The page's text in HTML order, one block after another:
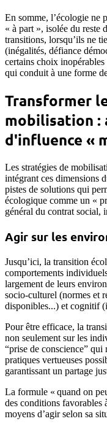
En somme, l’écologie ne
« à part », isolée du reste
transitions, lorsqu’ils ne
(inégalités, défiance
certains choix
qui conduit à une forme
Transformer
mobilisation :
d'influence «
Les stratégies de
intégrant ces dimensions
pistes de solutions qui
écologique comme un «
général du contrat social,
Agir sur les
Jusqu’ici, la transition
comportements
largement de leurs
socio-culturel (normes et
disponibles...) et cognitif
Pour être efficace, la
non seulement sur les
“prise de conscience” qui
pratiques vertueuses
garantissant un partage
La formule « quand on
des conditions favorables
moyens d’agir selon sa